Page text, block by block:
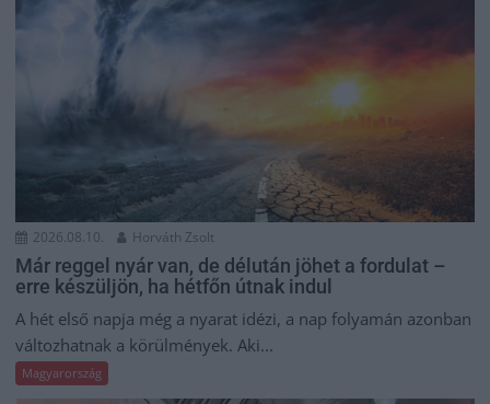
2026.08.10. Horváth Zsolt
Már reggel nyár van, de délután jöhet a fordulat –
erre készüljön, ha hétfőn útnak indul
A hét első napja még a nyarat idézi, a nap folyamán azonban
változhatnak a körülmények. Aki...
Magyarország